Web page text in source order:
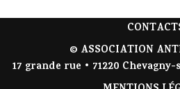
© ASSOCIATION
17 grande rue • 71220 Chevagny-